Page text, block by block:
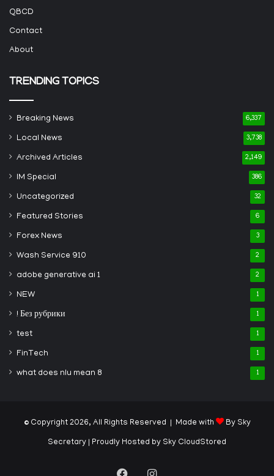
QBCD
Contact
About
TRENDING TOPICS
Breaking News 6,337
Local News 3,738
Archived Articles 2,149
IM Special 386
Uncategorized 32
Featured Stories 6
Forex News 3
Wash Service 910 2
adobe generative ai 1 2
NEW 1
! Без рубрики 1
test 1
FinTech 1
what does nlu mean 8 1
© Copyright 2026, All Rights Reserved | Made with By Sky
Secretary | Proudly Hosted by Sky CloudStored
FacebookInstagram